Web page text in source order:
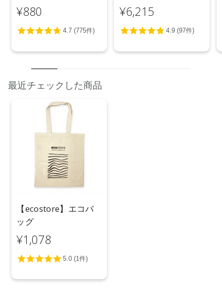
トニング＞ 100g
¥880
カリ＞ 5L
¥6,215
最近チェックした商品
【ecostore】エコバ
ッグ
¥1,078